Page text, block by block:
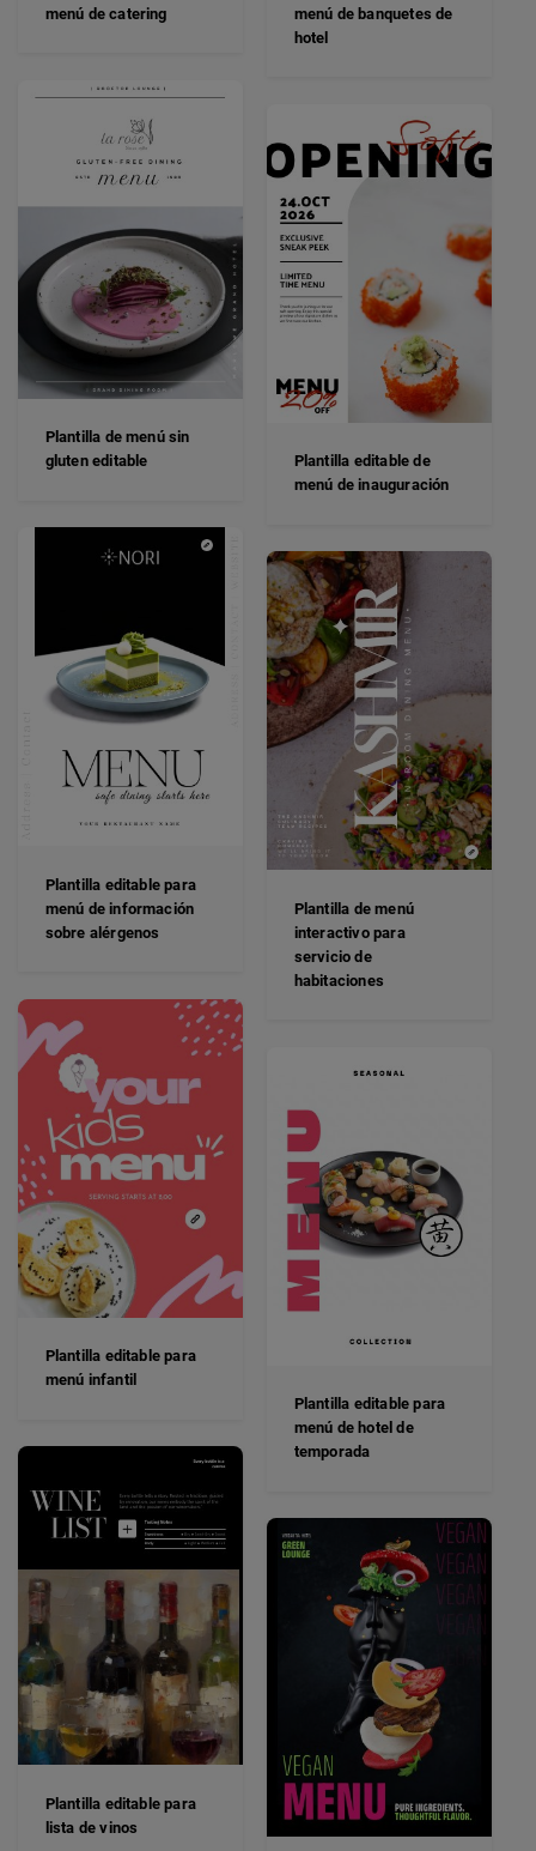
menú de catering
menú de banquetes de
hotel
Plantilla de menú sin
gluten editable
Plantilla editable de
menú de inauguración
Plantilla editable para
menú de información
sobre alérgenos
Plantilla de menú
interactivo para
servicio de
habitaciones
Plantilla editable para
menú infantil
Plantilla editable para
menú de hotel de
temporada
Plantilla editable para
lista de vinos